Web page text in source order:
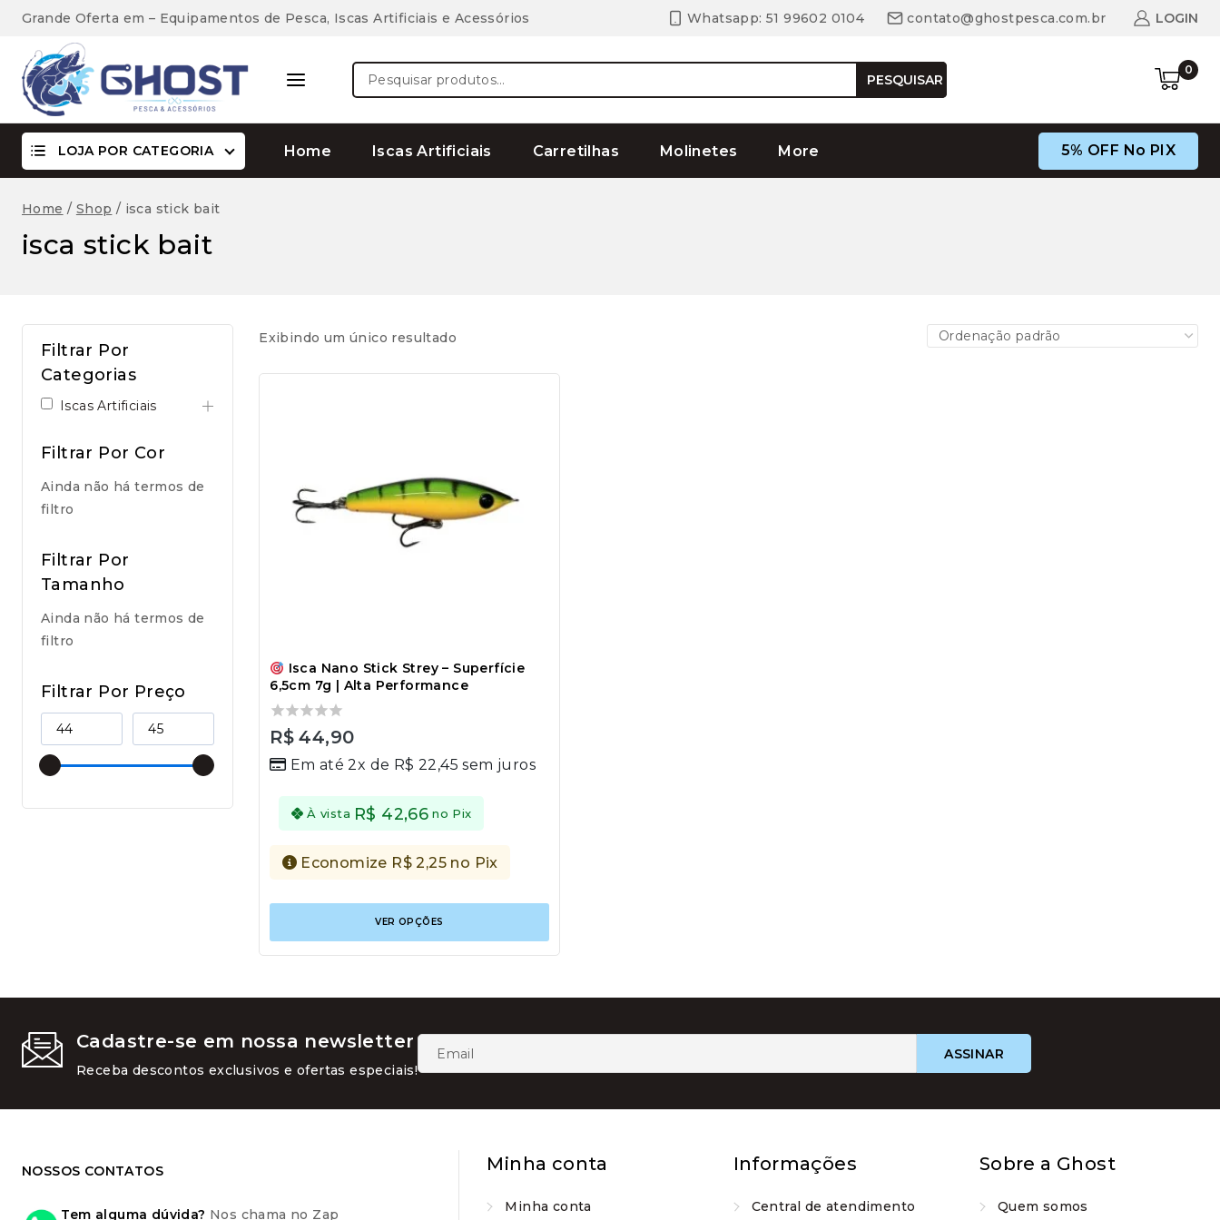
Grande Oferta em – Equipamentos de Pesca, Iscas Artificiais e Acessórios Whatsapp: 51 99602 0104 contato@ghostpesca.com.br LOGIN
Pesquisar
por:
PESQUISAR
0
LOJA POR CATEGORIA Home Iscas Artificiais Carretilhas Molinetes More 5% OFF No PIX
Home / Shop / isca stick bait
isca stick bait
Exibindo um único resultado
Isca Nano Stick Strey – Superfície
6,5cm 7g | Alta Performance
0
of
R$44,90
Em até 2x de R$22,45 sem juros
À vista R$ 42,66 no Pix
Economize R$2,25 no Pix
VER OPÇÕES
Este
tem
várias
na
do
Filtrar Por
Categorias
Iscas Artificiais
Filtrar Por Cor
Ainda não há termos de
filtro
Filtrar Por
Tamanho
Ainda não há termos de
filtro
Filtrar Por Preço
Cadastre-se em nossa newsletter
Receba descontos exclusivos e ofertas especiais!
NOSSOS CONTATOS
Tem alguma dúvida? Nos chama no Zap
Minha conta
Minha conta
Informações
Central de atendimento
Sobre a Ghost
Quem somos